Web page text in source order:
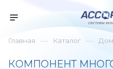
Главная — Каталог —
КОМПОНЕНТ